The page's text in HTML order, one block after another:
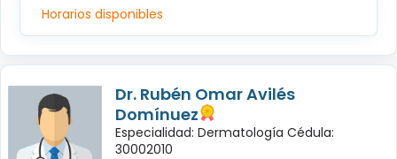
Horarios disponibles
Dr. Rubén Omar Avilés
Domínuez
Especialidad: Dermatología Cédula:
30002010